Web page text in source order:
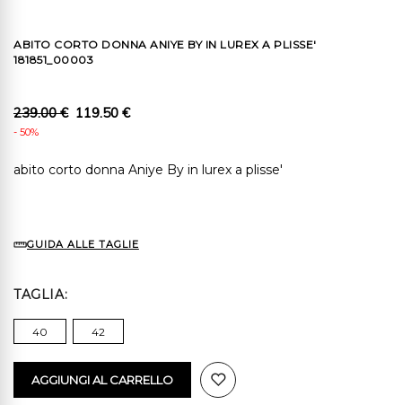
ABITO CORTO DONNA ANIYE BY IN LUREX A PLISSE'
181851_00003
239.00 € 119.50 €
- 50%
abito corto donna Aniye By in lurex a plisse'
GUIDA ALLE TAGLIE
TAGLIA
40 42
AGGIUNGI AL CARRELLO